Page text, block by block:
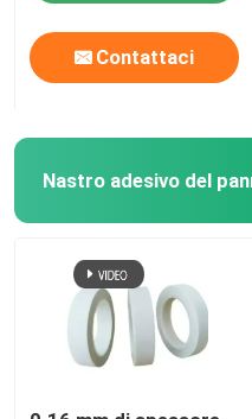
Contattaci
Nastro adesivo del